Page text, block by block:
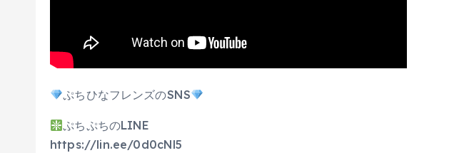
ぷちひなフレンズのSNS
ぷちぷちのLINE
https://lin.ee/0d0cNl5